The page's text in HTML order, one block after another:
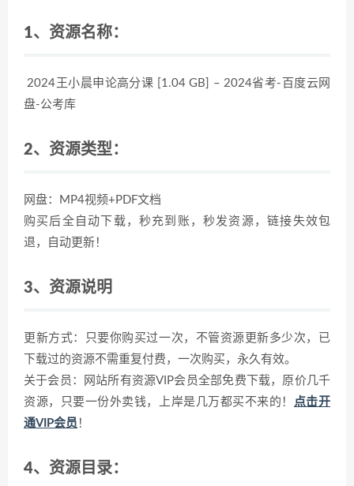
1、资源名称：
2024王小晨申论高分课 [1.04 GB] – 2024省考-百度云网
盘-公考库
2、资源类型：
网盘：MP4视频+PDF文档
购买后全自动下载，秒充到账，秒发资源，链接失效包
退，自动更新！
3、资源说明
更新方式：只要你购买过一次，不管资源更新多少次，已
下载过的资源不需重复付费，一次购买，永久有效。
关于会员：网站所有资源VIP会员全部免费下载，原价几千
资源，只要一份外卖钱，上岸是几万都买不来的！ 点击开
通VIP会员 ！
4、资源目录：